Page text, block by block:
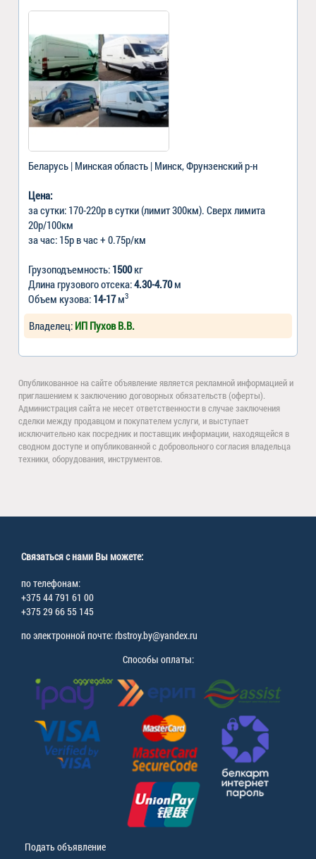
Беларусь | Минская область | Минск, Фрунзенский р-н
Цена:
за сутки: 170-220р в сутки (лимит 300км). Сверх лимита
20р/100км
за час: 15р в час + 0.75р/км
Грузоподъемность: 1500кг
Длина грузового отсека:4.30-4.70м
Объем кузова: 14-17м3
Владелец: ИП Пухов В.В.
Опубликованное на сайте объявление является рекламной информацией и
приглашением к заключению договорных обязательств (оферты).
Администрация сайта не несет ответственности в случае заключения
сделки между продавцом и покупателем услуги, и выступает
исключительно как посредник и поставщик информации, находящейся в
сводном доступе и опубликованной с добровольного согласия владельца
техники, оборудования, инструментов.
Связаться с нами Вы можете:
по телефонам:
+375 44 791 61 00
+375 29 66 55 145
по электронной почте: rbstroy.by@yandex.ru
Способы оплаты:
Подать объявление